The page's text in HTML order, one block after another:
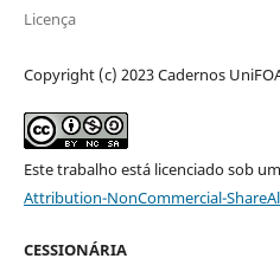
Licença
Copyright (c) 2023 Cadernos
Este trabalho está licenciado sob
Attribution-NonCommercial-
CESSIONÁRIA